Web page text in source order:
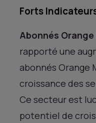
Forts
Abonnés
rapporté une
abonnés Orange
croissance des
Ce secteur est
potentiel de